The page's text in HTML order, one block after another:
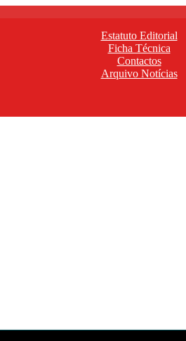
Estatuto Editorial
Ficha Técnica
Contactos
Arquivo Notícias